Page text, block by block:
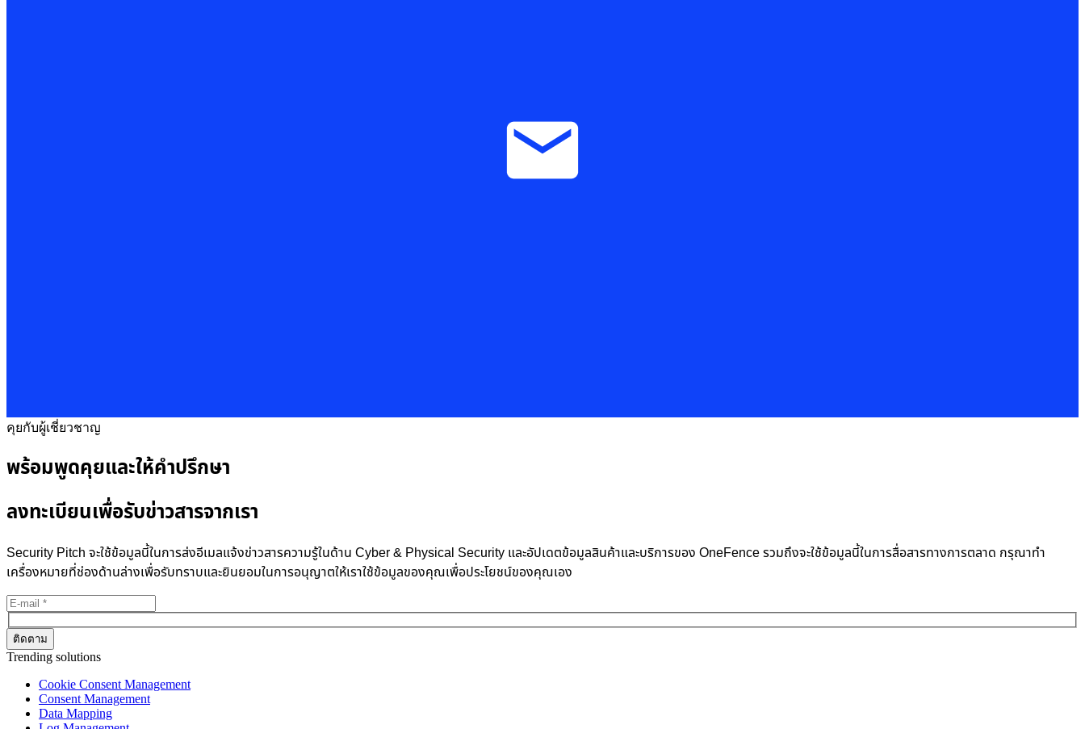
คุยกับผู้เชี่ยวชาญ
พร้อมพูดคุยและให้คำปรึกษา
ลงทะเบียนเพื่อรับข่าวสารจากเรา
Security Pitch จะใช้ข้อมูลนี้ในการส่งอีเมลแจ้งข่าวสารความรู้ในด้าน Cyber & Physical Security และอัปเดตข้อมูลสินค้าและบริการของ OneFence รวมถึงจะใช้ข้อมูลนี้ในการสื่อสารทางการตลาด กรุณาทำ
เครื่องหมายที่ช่องด้านล่างเพื่อรับทราบและยินยอมในการอนุญาตให้เราใช้ข้อมูลของคุณเพื่อประโยชน์ของคุณเอง
Trending solutions
Cookie Consent Management
Consent Management
Data Mapping